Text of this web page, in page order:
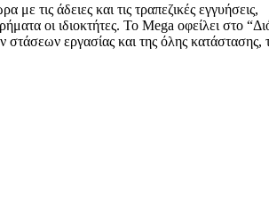
τις άδειες και τις τραπεζικές εγγυήσεις,
οι ιδιοκτήτες. Το Mega οφείλει στο
εργασίας και της όλης